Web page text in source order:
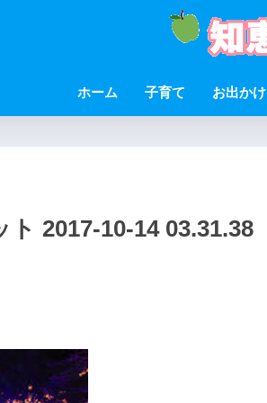
ホーム 子育て お出かけ
2017-10-14 03.31.38